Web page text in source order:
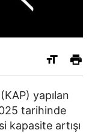
yapılan
tarihinde
kapasite artışı